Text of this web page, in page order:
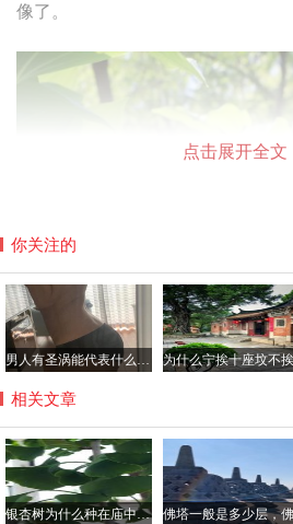
像了。
点击展开全文
你关注的
男人有圣涡能代表什么，腰窝是极少的人才有吗？
相关文章
银杏树为什么种在庙中，银杏树不会招虫子吗？